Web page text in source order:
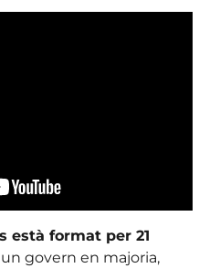
està format per 21
un govern en majoria,